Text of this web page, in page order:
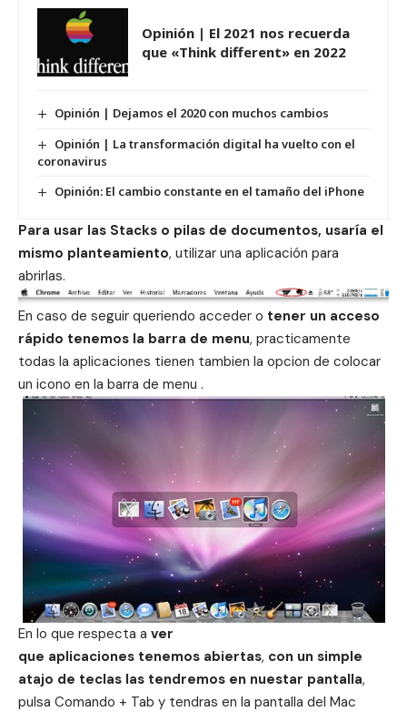
Opinión | El 2021 nos recuerda
que «Think different» en 2022
Opinión | Dejamos el 2020 con muchos cambios
Opinión | La transformación digital ha vuelto con el
coronavirus
Opinión: El cambio constante en el tamaño del iPhone
Para usar las Stacks o pilas de documentos, usaría el
mismo planteamiento, utilizar una aplicación para
abrirlas.
En caso de seguir queriendo acceder o tener un acceso
rápido tenemos la barra de menu, practicamente
todas la aplicaciones tienen tambien la opcion de colocar
un icono en la barra de menu .
En lo que respecta a ver
que aplicaciones tenemos abiertas, con un simple
atajo de teclas las tendremos en nuestar pantalla,
pulsa Comando + Tab y tendras en la pantalla del Mac